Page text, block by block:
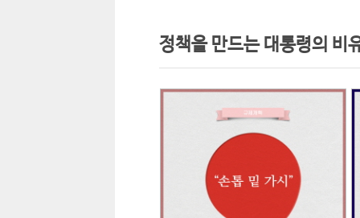
정책을 만드는 대통령의 비